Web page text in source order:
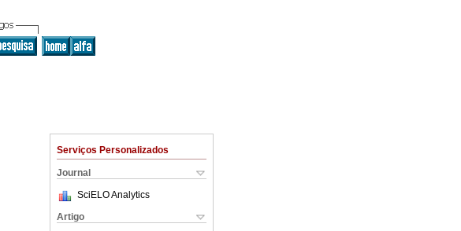
Serviços Personalizados
Journal
SciELO Analytics
Artigo